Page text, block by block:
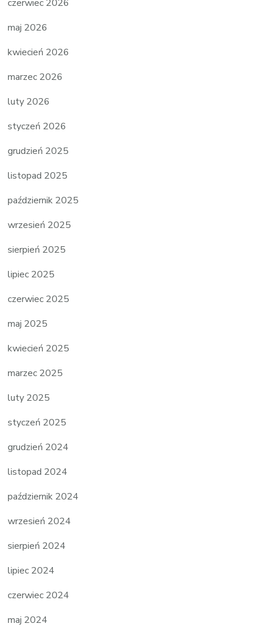
czerwiec 2026
maj 2026
kwiecień 2026
marzec 2026
luty 2026
styczeń 2026
grudzień 2025
listopad 2025
październik 2025
wrzesień 2025
sierpień 2025
lipiec 2025
czerwiec 2025
maj 2025
kwiecień 2025
marzec 2025
luty 2025
styczeń 2025
grudzień 2024
listopad 2024
październik 2024
wrzesień 2024
sierpień 2024
lipiec 2024
czerwiec 2024
maj 2024